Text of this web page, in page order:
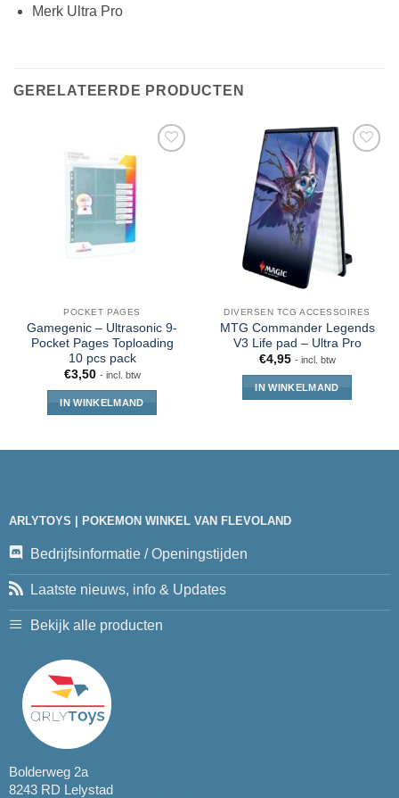
Merk Ultra Pro
GERELATEERDE PRODUCTEN
POCKET PAGES
Gamegenic – Ultrasonic 9-
Pocket Pages Toploading
10 pcs pack
€3,50 - incl. btw
IN WINKELMAND
DIVERSEN TCG ACCESSOIRES
MTG Commander Legends
V3 Life pad – Ultra Pro
€4,95 - incl. btw
IN WINKELMAND
ARLYTOYS | POKEMON WINKEL VAN FLEVOLAND
Bedrijfsinformatie / Openingstijden
Laatste nieuws, info & Updates
Bekijk alle producten
Bolderweg 2a
8243 RD Lelystad